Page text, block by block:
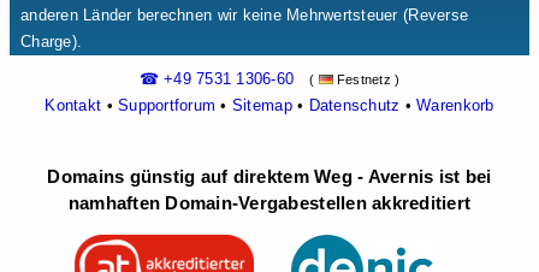
anderen Länder berechnen wir keine Mehrwertsteuer (Reverse
Charge).
☎ +49 7531 1306-60 ( Festnetz )
Kontakt •Supportforum • Sitemap• Datenschutz •Warenkorb
Domains günstig auf direktem Weg - Avernis ist bei
namhaften Domain-Vergabestellen akkreditiert